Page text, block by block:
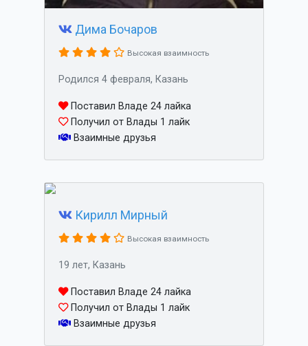
Дима Бочаров
Высокая взаимность
Родился 4 февраля, Казань
Поставил Владе 24 лайка
Получил от Влады 1 лайк
Взаимные друзья
Кирилл Мирный
Высокая взаимность
19 лет, Казань
Поставил Владе 24 лайка
Получил от Влады 1 лайк
Взаимные друзья